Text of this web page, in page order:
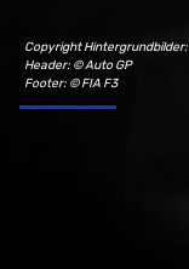
Copyright Hintergrundbilder:
Header: © Auto GP
Footer: © FIA F3